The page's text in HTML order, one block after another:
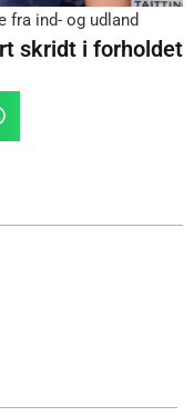
fra ind- og udland
skridt i forholdet